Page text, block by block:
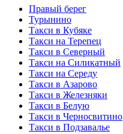
Правый берег
Турынино
Такси в Кубяке
Такси на Терепец
Такси в Северный
Такси на Силикатный
Такси на Середу
Такси в Азарово
Такси в Железняки
Такси в Белую
Такси в Черносвитино
Такси в Подзавалье